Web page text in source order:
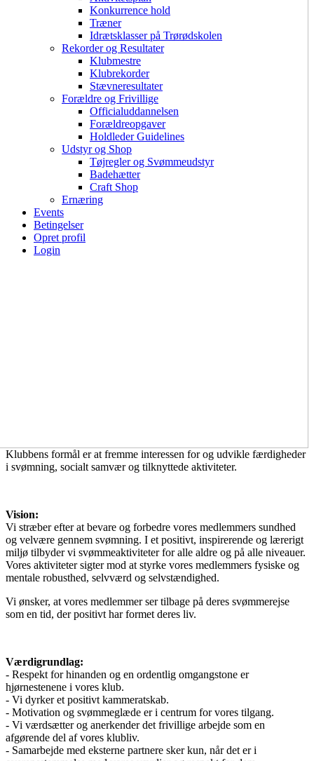
Konkurrence hold
Træner
Idrætsklasser på Trørødskolen
Rekorder og Resultater
Klubmestre
Klubrekorder
Stævneresultater
Forældre og Frivillige
Officialuddannelsen
Forældreopgaver
Holdleder Guidelines
Udstyr og Shop
Tøjregler og Svømmeudstyr
Badehætter
Craft Shop
Ernæring
Events
Betingelser
Opret profil
Login
Klubbens formål er at fremme interessen for og udvikle færdigheder
i svømning, socialt samvær og tilknyttede aktiviteter.
Vision:
Vi stræber efter at bevare og forbedre vores medlemmers sundhed
og velvære gennem svømning. I et positivt, inspirerende og lærerigt
miljø tilbyder vi svømmeaktiviteter for alle aldre og på alle niveauer.
Vores aktiviteter sigter mod at styrke vores medlemmers fysiske og
mentale robusthed, selvværd og selvstændighed.
Vi ønsker, at vores medlemmer ser tilbage på deres svømmerejse
som en tid, der positivt har formet deres liv.
Værdigrundlag:
- Respekt for hinanden og en ordentlig omgangstone er
hjørnestenene i vores klub.
- Vi dyrker et positivt kammeratskab.
- Motivation og svømmeglæde er i centrum for vores tilgang.
- Vi værdsætter og anerkender det frivillige arbejde som en
afgørende del af vores klubliv.
- Samarbejde med eksterne partnere sker kun, når det er i